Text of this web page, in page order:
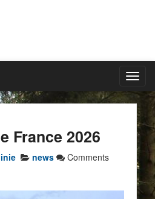
France 2026
news
Comments